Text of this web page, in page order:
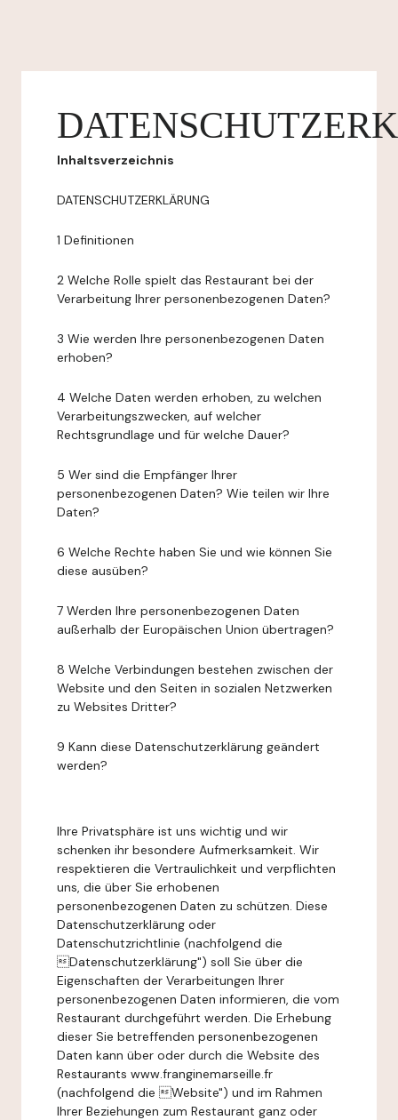
Inhaltsverzeichnis
DATENSCHUTZERKLÄRUNG
1 Definitionen
2 Welche Rolle spielt das Restaurant bei der
Verarbeitung Ihrer personenbezogenen Daten?
3 Wie werden Ihre personenbezogenen Daten
erhoben?
4 Welche Daten werden erhoben, zu welchen
Verarbeitungszwecken, auf welcher
Rechtsgrundlage und für welche Dauer?
5 Wer sind die Empfänger Ihrer
personenbezogenen Daten? Wie teilen wir Ihre
Daten?
6 Welche Rechte haben Sie und wie können Sie
diese ausüben?
7 Werden Ihre personenbezogenen Daten
außerhalb der Europäischen Union übertragen?
8 Welche Verbindungen bestehen zwischen der
Website und den Seiten in sozialen Netzwerken
zu Websites Dritter?
9 Kann diese Datenschutzerklärung geändert
werden?
Ihre Privatsphäre ist uns wichtig und wir
schenken ihr besondere Aufmerksamkeit. Wir
respektieren die Vertraulichkeit und verpflichten
uns, die über Sie erhobenen
personenbezogenen Daten zu schützen. Diese
Datenschutzerklärung oder
Datenschutzrichtlinie (nachfolgend die
Datenschutzerklärung") soll Sie über die
Eigenschaften der Verarbeitungen Ihrer
personenbezogenen Daten informieren, die vom
Restaurant durchgeführt werden. Die Erhebung
dieser Sie betreffenden personenbezogenen
Daten kann über oder durch die Website des
Restaurants www.franginemarseille.fr
(nachfolgend die Website") und im Rahmen
Ihrer Beziehungen zum Restaurant ganz oder